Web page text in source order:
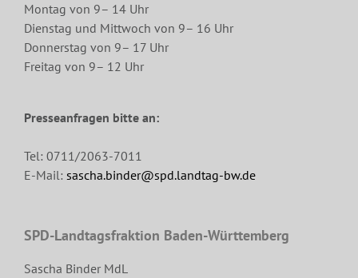
Montag von 9– 14 Uhr
Dienstag und Mittwoch von 9– 16 Uhr
Donnerstag von 9– 17 Uhr
Freitag von 9– 12 Uhr
Presseanfragen bitte an:
Tel: 0711/2063-7011
E-Mail: sascha.binder@spd.landtag-bw.de
SPD-Landtagsfraktion Baden-Württemberg
Sascha Binder MdL